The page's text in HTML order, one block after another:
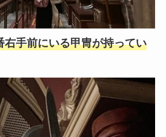
右手前にいる甲冑が持ってい